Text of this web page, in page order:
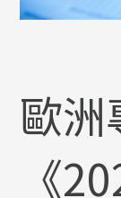
歐洲
《